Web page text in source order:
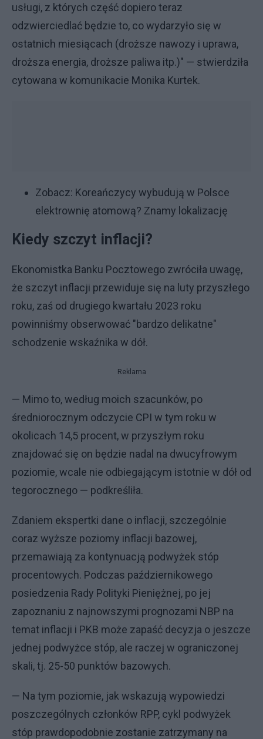
usługi, z których część dopiero teraz
odzwierciedlać będzie to, co wydarzyło się w
ostatnich miesiącach (droższe nawozy i uprawa,
droższa energia, droższe paliwa itp.)" — stwierdziła
cytowana w komunikacie Monika Kurtek.
Zobacz: Koreańczycy wybudują w Polsce
elektrownię atomową? Znamy lokalizację
Kiedy szczyt inflacji?
Ekonomistka Banku Pocztowego zwróciła uwagę,
że szczyt inflacji przewiduje się na luty przyszłego
roku, zaś od drugiego kwartału 2023 roku
powinniśmy obserwować "bardzo delikatne"
schodzenie wskaźnika w dół.
Reklama
— Mimo to, według moich szacunków, po
średniorocznym odczycie CPI w tym roku w
okolicach 14,5 procent, w przyszłym roku
znajdować się on będzie nadal na dwucyfrowym
poziomie, wcale nie odbiegającym istotnie w dół od
tegorocznego — podkreśliła.
Zdaniem ekspertki dane o inflacji, szczególnie
coraz wyższe poziomy inflacji bazowej,
przemawiają za kontynuacją podwyżek stóp
procentowych. Podczas październikowego
posiedzenia Rady Polityki Pieniężnej, po jej
zapoznaniu z najnowszymi prognozami NBP na
temat inflacji i PKB może zapaść decyzja o jeszcze
jednej podwyżce stóp, ale raczej w ograniczonej
skali, tj. 25-50 punktów bazowych.
— Na tym poziomie, jak wskazują wypowiedzi
poszczególnych członków RPP, cykl podwyżek
stóp prawdopodobnie zostanie zatrzymany na